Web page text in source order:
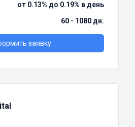
от 0.13% до 0.19% в день
60 - 1080 дн.
заявку